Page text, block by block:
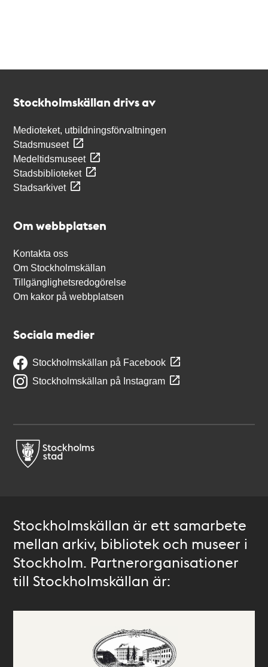
Stockholmskällan drivs av
Medioteket, utbildningsförvaltningen
Stadsmuseet
Medeltidsmuseet
Stadsbiblioteket
Stadsarkivet
Om webbplatsen
Kontakta oss
Om Stockholmskällan
Tillgänglighetsredogörelse
Om kakor på webbplatsen
Sociala medier
Stockholmskällan på Facebook
Stockholmskällan på Instagram
Stockholmskällan är ett samarbete
mellan arkiv, bibliotek och museer i
Stockholm. Partnerorganisationer
till Stockholmskällan är: